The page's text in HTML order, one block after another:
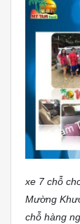
xe 7 chỗ
Mường
chỗ hàng